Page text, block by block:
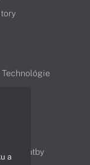
Technológie
a platby
a